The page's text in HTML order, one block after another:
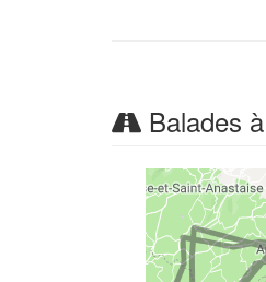
Balades